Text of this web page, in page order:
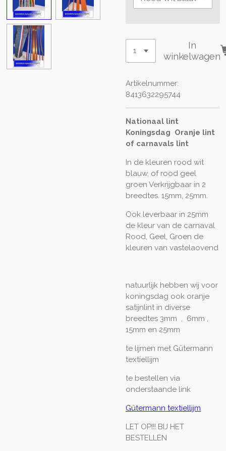
In
winkelwagen
Artikelnummer:
8413632295744
Nationaal lint
Koningsdag Oranje lint
of carnavals lint
In de kleuren rood wit
blauw, of rood geel
groen Verkrijgbaar in 2
breedtes. 15mm, 25mm.
Ook leverbaar in 25mm
de kleur van de carnaval
Rood, Geel, Groen de
kleuren van vastelaovend
natuurlijk hebben wij voor
koningsdag ook oranje
satijnlint in diverse
breedtes 3mm , 6mm ,
15mm en 25mm
te lijmen met Gütermann
textiellijm
te bestellen via
onderstaande link
Gütermann textiellijm
LET OP!!! BIJ HET
BESTELLEN